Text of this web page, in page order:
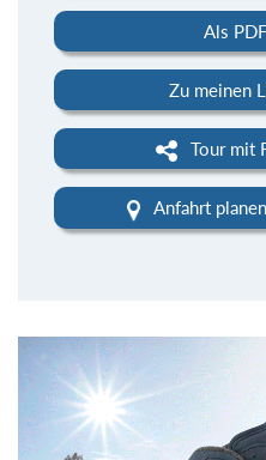
Als
Zu meinen
Tour mit
Anfahrt